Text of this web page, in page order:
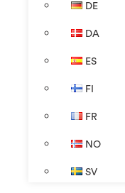
DE
DA
ES
FI
FR
NO
SV